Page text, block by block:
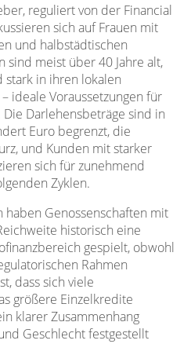
reguliert von der Financial
sich auf Frauen mit
und halbstädtischen
sind meist über 40 Jahre alt,
in ihren lokalen
ideale Voraussetzungen für
Darlehensbeträge sind in
Euro begrenzt, die
und Kunden mit starker
sich für zunehmend
Zyklen.
Genossenschaften mit
historisch eine
gespielt, obwohl
Rahmen
dass sich viele
größere Einzelkredite
klarer Zusammenhang
Geschlecht festgestellt